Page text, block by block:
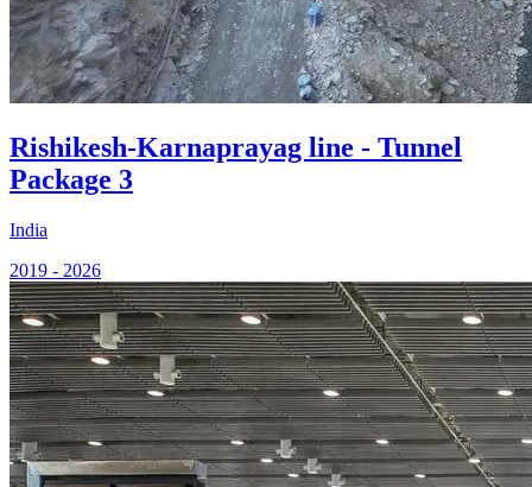
Rishikesh-Karnaprayag line - Tunnel
Package 3
India
2019 - 2026